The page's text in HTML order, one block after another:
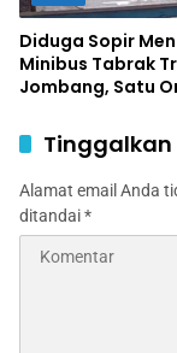
Diduga Sopir
Minibus Tabrak
Jombang, Satu
Tinggalkan
Alamat email Anda
ditandai*